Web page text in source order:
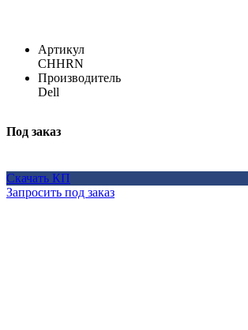
Артикул
CHHRN
Производитель
Dell
Под заказ
Скачать КП
Запросить под заказ